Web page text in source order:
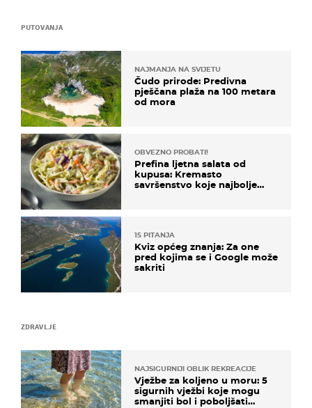
ZDRAVLJE
NAJSIGURNIJI OBLIK REKREACIJE
Vježbe za koljeno u moru: 5
sigurnih vježbi koje mogu
smanjiti bol i poboljšati
PUTOVANJA
NAJMANJA NA SVIJETU
Čudo prirode: Predivna
pješčana plaža na 100 metara
od mora
OBVEZNO PROBATI!
Prefina ljetna salata od
kupusa: Kremasto
savršenstvo koje najbolje
15 PITANJA
Kviz općeg znanja: Za one
pred kojima se i Google može
sakriti